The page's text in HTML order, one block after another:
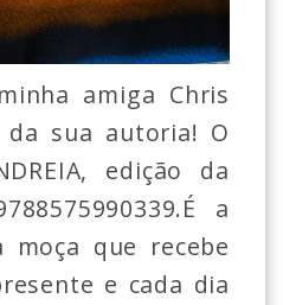
amiga Chris
sua autoria! O
edição da
a
que recebe
e cada dia